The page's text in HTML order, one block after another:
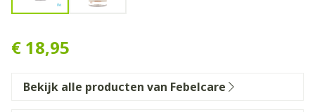
€ 18,95
Bekijk alle producten van Febelcare